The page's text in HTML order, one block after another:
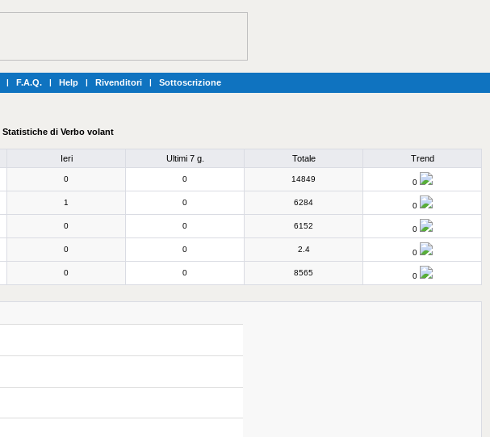
| F.A.Q. | Help | Rivenditori | Sottoscrizione
Statistiche di Verbo volant
Ieri Ultimi 7 g. Totale Trend
0 0 14849 0
1 0 6284 0
0 0 6152 0
0 0 2.4 0
0 0 8565 0